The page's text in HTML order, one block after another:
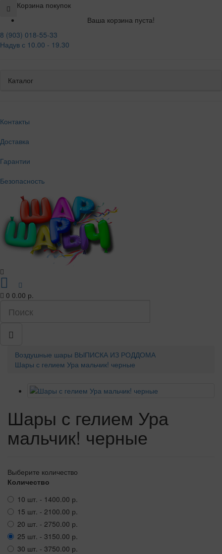
Корзина покупок
Ваша корзина пуста!
8 (903) 018-55-33
Надув с 10.00 - 19.30
Каталог
Контакты
Доставка
Гарантии
Безопасность
0 0.00 р.
Воздушные шары ВЫПИСКА ИЗ РОДДОМА
Шары с гелием Ура мальчик! черные
Шары с гелием Ура
мальчик! черные
Выберите количество
Количество
10 шт. - 1400.00 р.
15 шт. - 2100.00 р.
20 шт. - 2750.00 р.
25 шт. - 3150.00 р.
30 шт. - 3750.00 р.